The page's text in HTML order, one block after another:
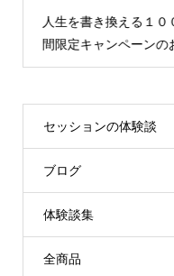
人生を書き換える１
間限定キャンペーンの
セッションの体験談
ブログ
体験談集
全商品